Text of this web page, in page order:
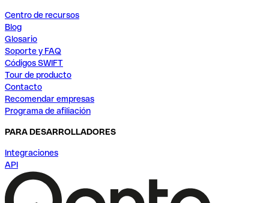
Centro de recursos
Blog
Glosario
Soporte y FAQ
Códigos SWIFT
Tour de producto
Contacto
Recomendar empresas
Programa de afiliación
PARA DESARROLLADORES
Integraciones
API